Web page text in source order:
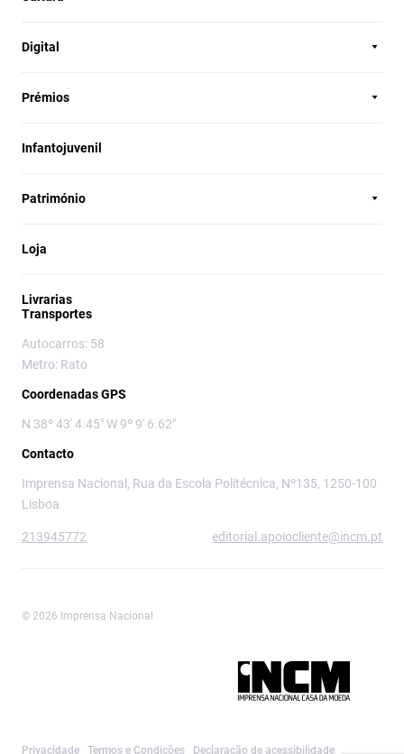
Digital
Prémios
Infantojuvenil
Património
Loja
Livrarias
Transportes
Autocarros: 58
Metro: Rato
Coordenadas GPS
N 38º 43' 4.45" W 9º 9' 6.62"
Contacto
Imprensa Nacional, Rua da Escola Politécnica, Nº135, 1250-100
Lisboa
213945772 editorial.apoiocliente@incm.pt
© 2026 Imprensa Nacional
Privacidade Termos e Condições Declaração de acessibilidade